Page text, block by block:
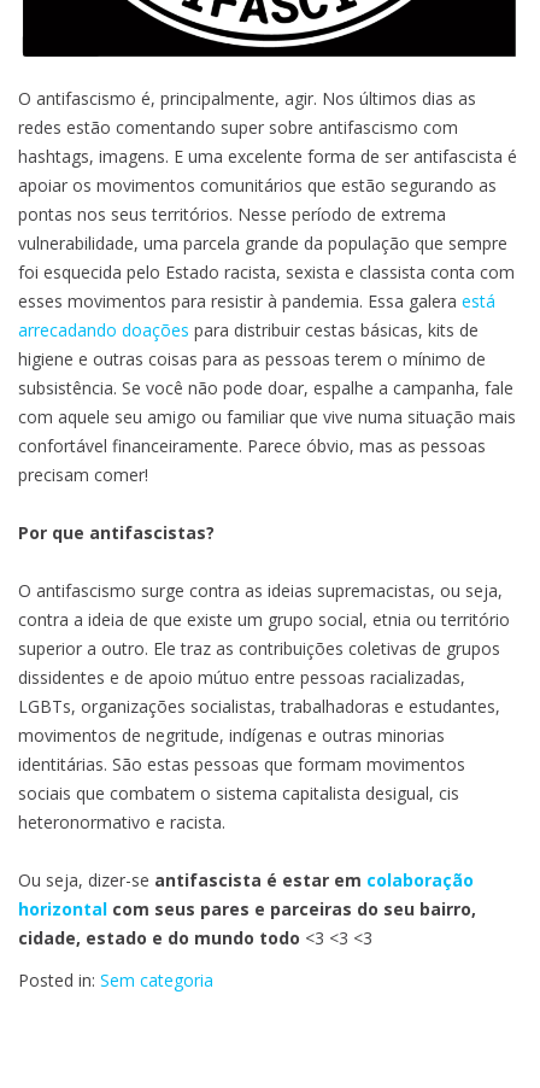
O antifascismo é, principalmente, agir. Nos últimos dias as
redes estão comentando super sobre antifascismo com
hashtags, imagens. E uma excelente forma de ser antifascista é
apoiar os movimentos comunitários que estão segurando as
pontas nos seus territórios. Nesse período de extrema
vulnerabilidade, uma parcela grande da população que sempre
foi esquecida pelo Estado racista, sexista e classista conta com
esses movimentos para resistir à pandemia. Essa galera está
arrecadando doações para distribuir cestas básicas, kits de
higiene e outras coisas para as pessoas terem o mínimo de
subsistência. Se você não pode doar, espalhe a campanha, fale
com aquele seu amigo ou familiar que vive numa situação mais
confortável financeiramente. Parece óbvio, mas as pessoas
precisam comer!
Por que antifascistas?
O antifascismo surge contra as ideias supremacistas, ou seja,
contra a ideia de que existe um grupo social, etnia ou território
superior a outro. Ele traz as contribuições coletivas de grupos
dissidentes e de apoio mútuo entre pessoas racializadas,
LGBTs, organizações socialistas, trabalhadoras e estudantes,
movimentos de negritude, indígenas e outras minorias
identitárias. São estas pessoas que formam movimentos
sociais que combatem o sistema capitalista desigual, cis
heteronormativo e racista.
Ou seja, dizer-se antifascista é estar em colaboração
horizontal com seus pares e parceiras do seu bairro,
cidade, estado e do mundo todo <3 <3 <3
Posted in: Sem categoria